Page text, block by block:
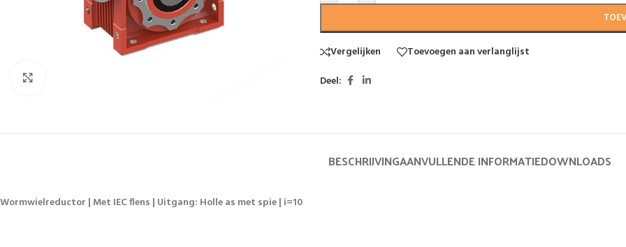
Vergelijken
Toevoegen aan verlanglijst
Deel:
BESCHRIJVINGAANVULLENDE INFORMATIEDOWNLOADS
Wormwielreductor | Met IEC flens | Uitgang: Holle as met spie | i=10